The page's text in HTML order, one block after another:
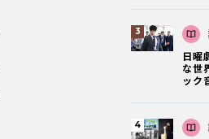
日曜
な世
ック